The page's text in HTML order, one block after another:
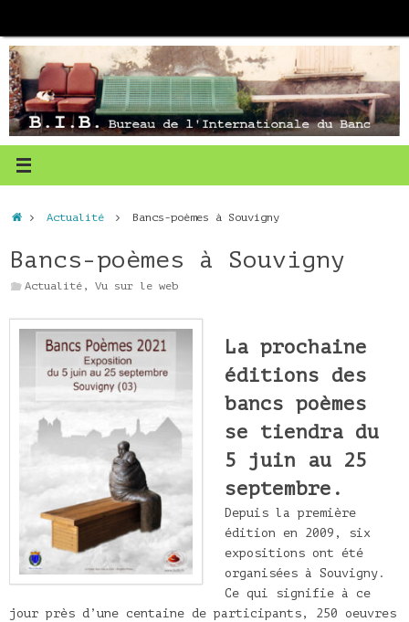
contenu
Accueil
Actualité Bancs-poèmes à Souvigny
Bancs-poèmes à Souvigny
Actualité, Vu sur le web
La prochaine
éditions des
bancs poèmes
se tiendra du
5 juin au 25
septembre.
Depuis la première
édition en 2009, six
expositions ont été
organisées à Souvigny.
Ce qui signifie à ce
jour près d’une centaine de participants, 250 oeuvres